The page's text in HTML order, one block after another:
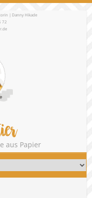
| Danny Hikade
72
aus Papier